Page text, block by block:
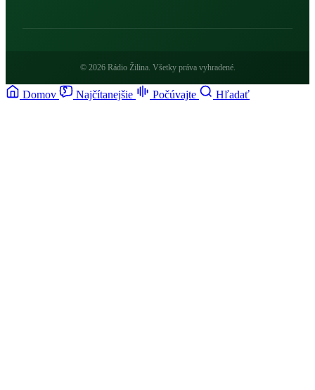
© 2026 Rádio Žilina. Všetky práva vyhradené.
Domov Najčítanejšie Počúvajte Hľadať